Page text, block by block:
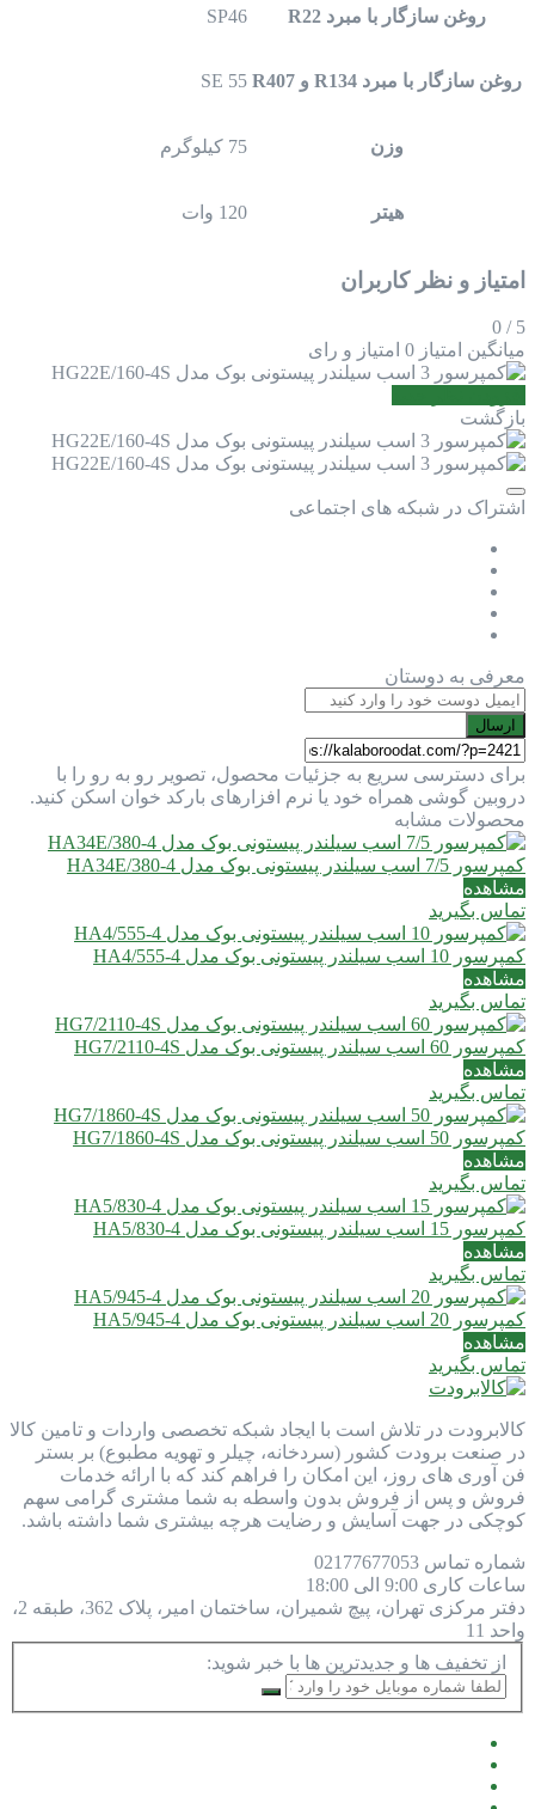
روغن سازگار با مبرد R22 SP46
روغن سازگار با مبرد R134 و R407 SE 55
وزن 75 کیلوگرم
هیتر 120 وات
امتیاز و نظر کاربران
5
/
0
میانگین امتیاز 0 امتیاز و رای
بازگشت
اشتراک در شبکه های اجتماعی
معرفی به دوستان
ارسال
برای دسترسی سریع به جزئیات محصول، تصویر رو به رو را با
دروبین گوشی همراه خود یا نرم افزارهای بارکد خوان اسکن کنید.
محصولات مشابه
کمپرسور 7/5 اسب سیلندر پیستونی بوک مدل HA34E/380-4
مشاهده
تماس بگیرید
کمپرسور 10 اسب سیلندر پیستونی بوک مدل HA4/555-4
مشاهده
تماس بگیرید
کمپرسور 60 اسب سیلندر پیستونی بوک مدل HG7/2110-4S
مشاهده
تماس بگیرید
کمپرسور 50 اسب سیلندر پیستونی بوک مدل HG7/1860-4S
مشاهده
تماس بگیرید
کمپرسور 15 اسب سیلندر پیستونی بوک مدل HA5/830-4
مشاهده
تماس بگیرید
کمپرسور 20 اسب سیلندر پیستونی بوک مدل HA5/945-4
مشاهده
تماس بگیرید
کالابرودت در تلاش است با ایجاد شبکه تخصصی واردات و تامین کالا
در صنعت برودت کشور (سردخانه، چیلر و تهویه مطبوع) بر بستر
فن آوری های روز، این امکان را فراهم کند که با ارائه خدمات
فروش و پس از فروش بدون واسطه به شما مشتری گرامی سهم
کوچکی در جهت آسایش و رضایت هرچه بیشتری شما داشته باشد.
شماره تماس 021 77677053
ساعات کاری 9:00 الی 18:00
دفتر مرکزی
تهران، پیچ شمیران، ساختمان امیر، پلاک 362، طبقه 2،
واحد 11
از تخفیف ها و جدیدترین ها با خبر شوید: